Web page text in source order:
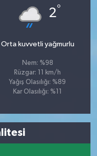
2°
Orta kuvvetli yağmurlu
Nem: %98
Rüzgar: 11 km/h
Yağış Olasılığı: %89
Kar Olasılığı: %11